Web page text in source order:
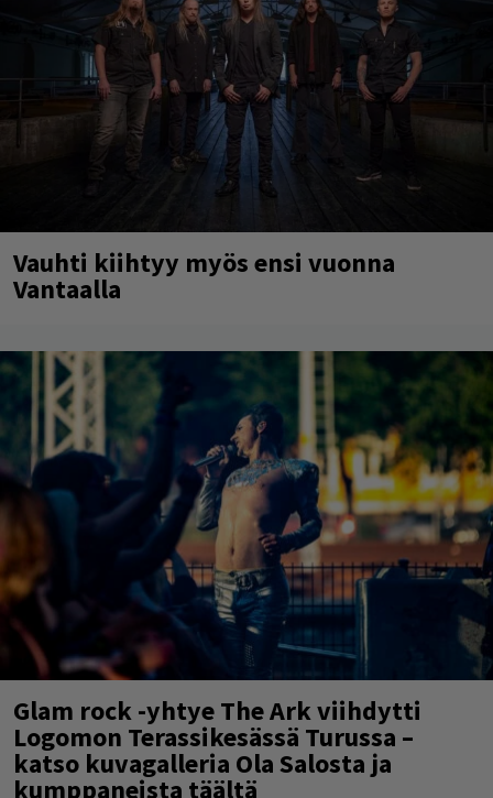
Vauhti kiihtyy myös ensi vuonna
Vantaalla
Glam rock -yhtye The Ark viihdytti
Logomon Terassikesässä Turussa –
katso kuvagalleria Ola Salosta ja
kumppaneista täältä